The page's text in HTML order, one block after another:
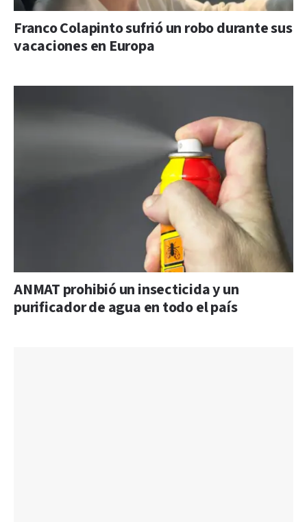
Franco Colapinto sufrió un robo durante sus
vacaciones en Europa
ANMAT prohibió un insecticida y un
purificador de agua en todo el país